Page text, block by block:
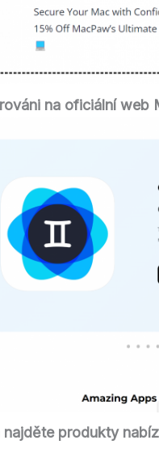
na oficiální web
najděte produkty